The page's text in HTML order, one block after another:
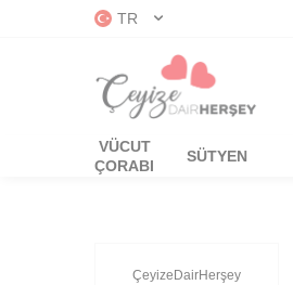
TR
VÜCUT
ÇORABI
SÜTYEN
ÇeyizeDairHerşey